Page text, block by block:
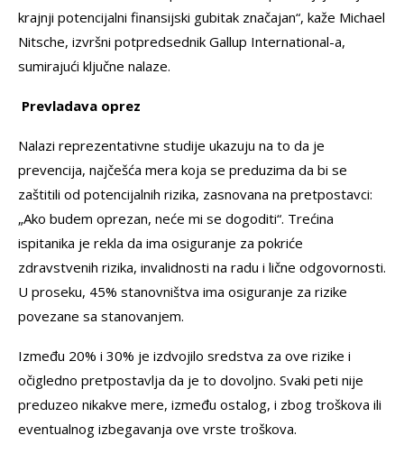
krajnji potencijalni finansijski gubitak značajan“, kaže Michael
Nitsche, izvršni potpredsednik Gallup International-a,
sumirajući ključne nalaze.
Prevladava oprez
Nalazi reprezentativne studije ukazuju na to da je
prevencija, najčešća mera koja se preduzima da bi se
zaštitili od potencijalnih rizika, zasnovana na pretpostavci:
„Ako budem oprezan, neće mi se dogoditi“. Trećina
ispitanika je rekla da ima osiguranje za pokriće
zdravstvenih rizika, invalidnosti na radu i lične odgovornosti.
U proseku, 45% stanovništva ima osiguranje za rizike
povezane sa stanovanjem.
Između 20% i 30% je izdvojilo sredstva za ove rizike i
očigledno pretpostavlja da je to dovoljno. Svaki peti nije
preduzeo nikakve mere, između ostalog, i zbog troškova ili
eventualnog izbegavanja ove vrste troškova.